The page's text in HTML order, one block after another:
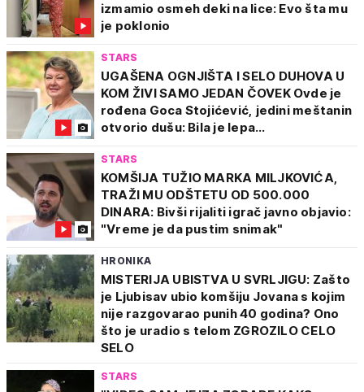
izmamio osmeh deki na lice: Evo šta mu
je poklonio
STARS
UGAŠENA OGNJIŠTA I SELO DUHOVA U
KOM ŽIVI SAMO JEDAN ČOVEK Ovde je
rođena Goca Stojićević, jedini meštanin
otvorio dušu: Bila je lepa...
STARS
KOMŠIJA TUŽIO MARKA MILJKOVIĆA,
TRAŽI MU ODŠTETU OD 500.000
DINARA: Bivši rijaliti igrač javno objavio:
"Vreme je da pustim snimak"
HRONIKA
MISTERIJA UBISTVA U SVRLJIGU: Zašto
je Ljubisav ubio komšiju Jovana s kojim
nije razgovarao punih 40 godina? Ono
što je uradio s telom ZGROZILO CELO
SELO
STARS